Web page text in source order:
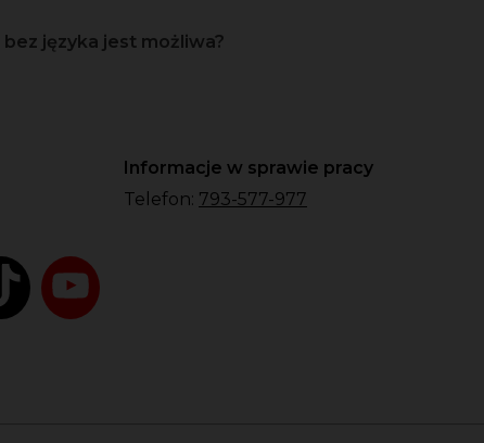
języka jest możliwa?
Informacje w sprawie pracy
Telefon: 793-577-977